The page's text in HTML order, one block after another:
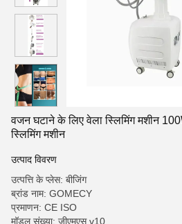
वजन घटाने के लिए वेला स्लिमिंग मशीन
स्लिमिंग मशीन
उत्पाद विवरण
उत्पत्ति के प्लेस: बीजिंग
ब्रांड नाम: GOMECY
प्रमाणन: CE ISO
मॉडल संख्या: जीएमएस v10